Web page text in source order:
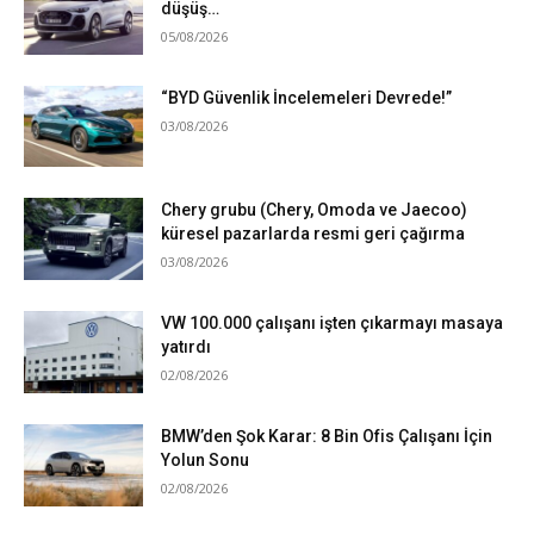
düşüş…
05/08/2026
“BYD Güvenlik İncelemeleri Devrede!”
03/08/2026
Chery grubu (Chery, Omoda ve Jaecoo)
küresel pazarlarda resmi geri çağırma
03/08/2026
VW 100.000 çalışanı işten çıkarmayı masaya
yatırdı
02/08/2026
BMW’den Şok Karar: 8 Bin Ofis Çalışanı İçin
Yolun Sonu
02/08/2026